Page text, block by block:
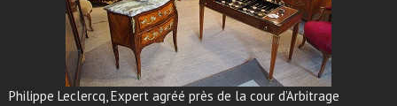
Philippe Leclercq, Expert agréé près de la cour d’Arbitrage